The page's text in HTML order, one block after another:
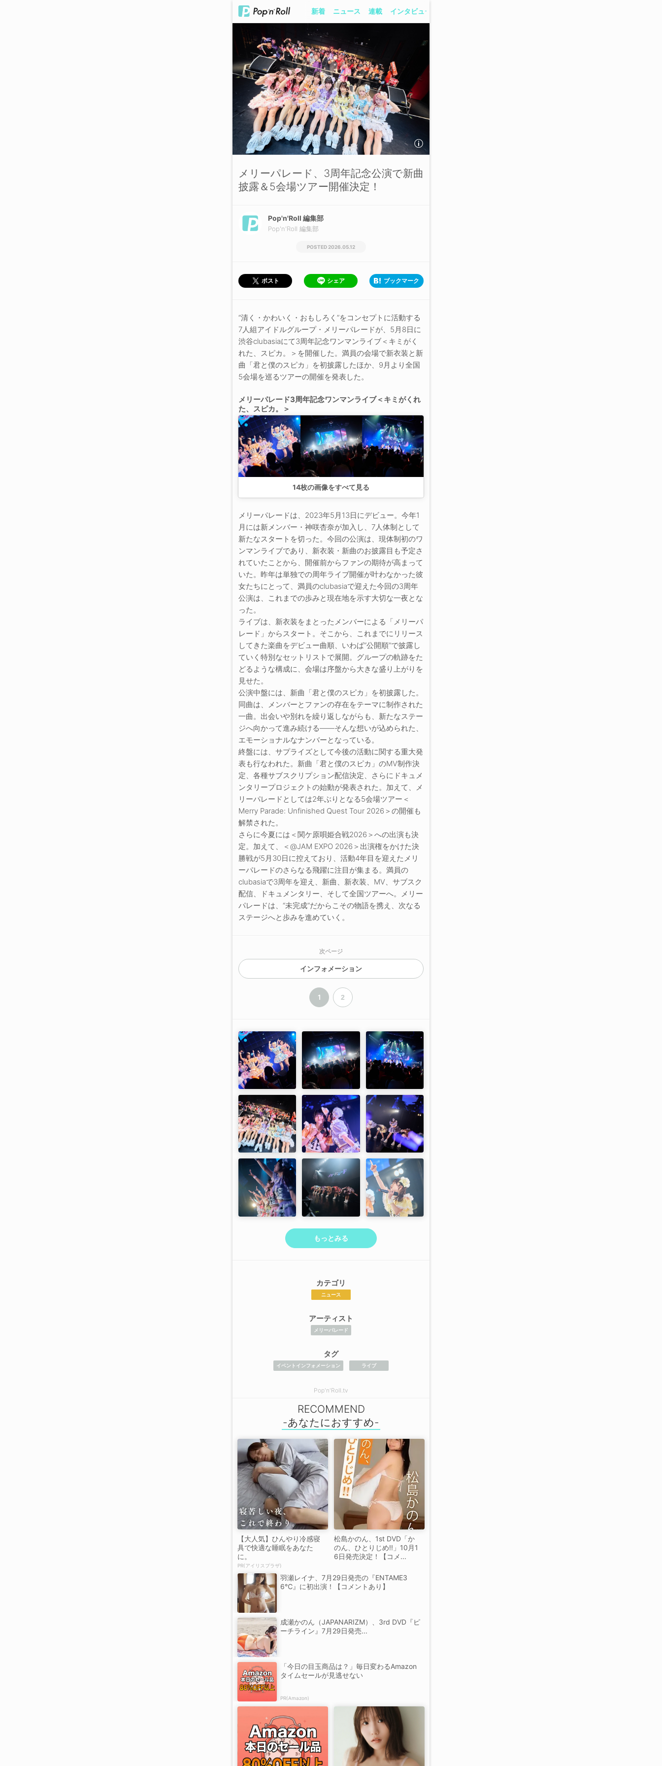
新着 ニュース 連載 インタビュー
メリーパレード、3周年記念公演で新曲
披露＆5会場ツアー開催決定！
Pop'n'Roll 編集部
Pop'n'Roll 編集部
2026.05.12
ポスト シェア ブックマーク
“清く・かわいく・おもしろく”をコンセプトに活動する
7人組アイドルグループ・メリーパレードが、5月8日に
渋谷clubasiaにて3周年記念ワンマンライブ＜キミがく
れた、スピカ。＞を開催した。満員の会場で新衣装と新
曲「君と僕のスピカ」を初披露したほか、9月より全国
5会場を巡るツアーの開催を発表した。
メリーパレード3周年記念ワンマンライブ＜キミがくれ
た、スピカ。＞
14枚の画像をすべて見る
メリーパレードは、2023年5月13日にデビュー。今年1
月には新メンバー・神咲杏奈が加入し、7人体制として
新たなスタートを切った。今回の公演は、現体制初のワ
ンマンライブであり、新衣装・新曲のお披露目も予定さ
れていたことから、開催前からファンの期待が高まって
いた。昨年は単独での周年ライブ開催が叶わなかった彼
女たちにとって、満員のclubasiaで迎えた今回の3周年
公演は、これまでの歩みと現在地を示す大切な一夜とな
った。
ライブは、新衣装をまとったメンバーによる「メリーパ
レード」からスタート。そこから、これまでにリリース
してきた楽曲をデビュー曲順、いわば“公開順”で披露し
ていく特別なセットリストで展開。グループの軌跡をた
どるような構成に、会場は序盤から大きな盛り上がりを
見せた。
公演中盤には、新曲「君と僕のスピカ」を初披露した。
同曲は、メンバーとファンの存在をテーマに制作された
一曲。出会いや別れを繰り返しながらも、新たなステー
ジへ向かって進み続ける――そんな想いが込められた、
エモーショナルなナンバーとなっている。
終盤には、サプライズとして今後の活動に関する重大発
表も行なわれた。新曲「君と僕のスピカ」のMV制作決
定、各種サブスクリプション配信決定、さらにドキュメ
ンタリープロジェクトの始動が発表された。加えて、メ
リーパレードとしては2年ぶりとなる5会場ツアー＜
Merry Parade: Unfinished Quest Tour 2026＞の開催も
解禁された。
さらに今夏には＜関ケ原唄姫合戦2026＞への出演も決
定。加えて、＜@JAM EXPO 2026＞出演権をかけた決
勝戦が5月30日に控えており、活動4年目を迎えたメリ
ーパレードのさらなる飛躍に注目が集まる。満員の
clubasiaで3周年を迎え、新曲、新衣装、MV、サブスク
配信、ドキュメンタリー、そして全国ツアーへ。メリー
パレードは、“未完成”だからこその物語を携え、次なる
ステージへと歩みを進めていく。
次ページ
インフォメーション
1 2
もっとみる
カテゴリ
ニュース
アーティスト
メリーパレード
タグ
イベントインフォメーション ライブ
Pop'n'Roll.tv
RECOMMEND
【大人気】ひんやり冷感寝
具で快適な睡眠をあなた
に。
PR(アイリスプラザ)
松島かのん、1st DVD「か
のん、ひとりじめ!!」10月1
6日発売決定！【コメ...
羽瀬レイナ、7月29日発売の『ENTAME3
6℃』に初出演！【コメントあり】
成瀬かのん（JAPANARIZM）、3rd DVD『ピ
ーチライン』7月29日発売...
「今日の目玉商品は？」毎日変わるAmazon
タイムセールが見逃せない
PR(Amazon)